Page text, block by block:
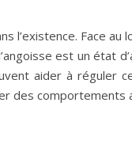
l’existence. Face
est un état
aider à réguler
des comportements